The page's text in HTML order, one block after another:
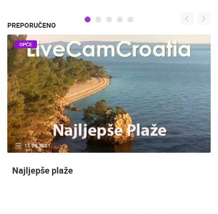
PREPORUČENO
15.06.2021.
OPĆE
Najljepše plaže